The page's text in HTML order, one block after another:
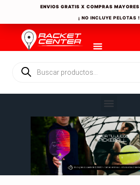
ENVIOS GRATIS X COMPRAS MAYORES
¡ NO INCLUYE PELOTAS !